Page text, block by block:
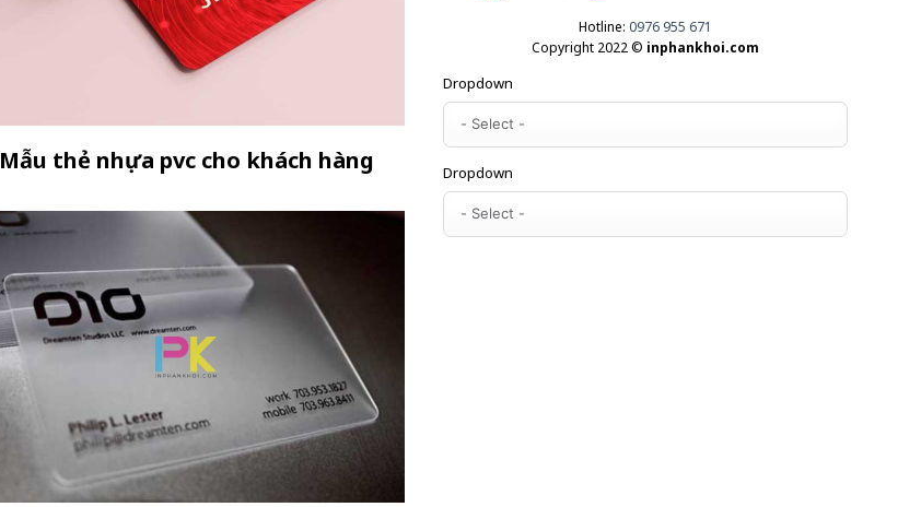
Mẫu thẻ nhựa pvc cho khách hàng
Hotline: 0976 955 671
Copyright 2022 © inphankhoi.com
Dropdown
Dropdown